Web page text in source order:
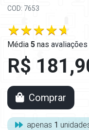
COD: 7653
Média 5 nas
R$
Comprar
apenas 1